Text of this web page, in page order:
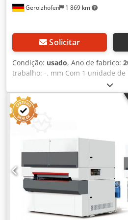
Gerolzhofen 1 869 km
Solicitar
Condição: usado, Ano de fabrico:
trabalho: -. mm Com 1 unidade
Unidade combinada com sapata
de verniz - Lixamento de verniz -
rolos na entrada 270 mm -
eletrônico para 50 programas
tapete de avanço novo de fábrica
ajustada Teste de lixamento
Modelo Classic 111 C Ano de
63608 Largura de trabalho 1100
160 mm Certificação CE testada
Dimensões da cinta 1120 mm x
avanço 4 + 8 m/min 1 unidade
velocidades de cinta com ajuste
Rolo de aço diâmetro 130 mm